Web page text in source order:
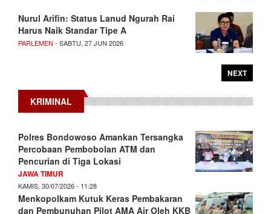
Nurul Arifin: Status Lanud Ngurah Rai
Harus Naik Standar Tipe A
PARLEMEN - SABTU, 27 JUN 2026
NEXT
KRIMINAL
Polres Bondowoso Amankan Tersangka
Percobaan Pembobolan ATM dan
Pencurian di Tiga Lokasi
JAWA TIMUR
KAMIS, 30/07/2026 - 11:28
Menkopolkam Kutuk Keras Pembakaran
dan Pembunuhan Pilot AMA Air Oleh KKB